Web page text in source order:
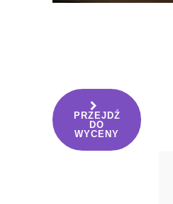
PRZEJDŹ
DO
WYCENY